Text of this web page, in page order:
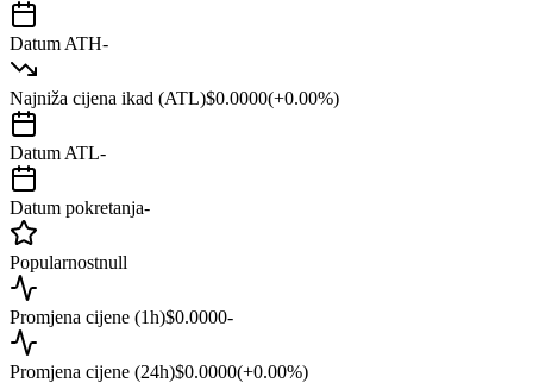
Datum ATH-
Najniža cijena ikad (ATL)$0.0000(+0.00%)
Datum ATL-
Datum pokretanja-
Popularnostnull
Promjena cijene (1h)$0.0000-
Promjena cijene (24h)$0.0000(+0.00%)